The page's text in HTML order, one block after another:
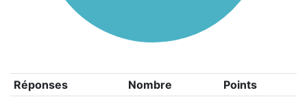
Réponses Nombre
Points